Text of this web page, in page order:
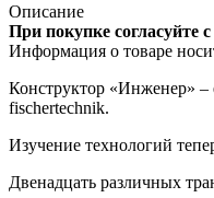
Описание
При покупке согласуйте
Информация о товаре
Конструктор «Инженер» –
fischertechnik.
Изучение технологий
Двенадцать различных